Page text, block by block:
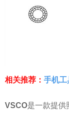
相关推荐： 手机工
VSCO是一款提供